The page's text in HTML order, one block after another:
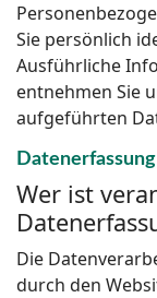
Sie persönlich
Ausführliche
entnehmen Sie
aufgeführten
Wer ist
Die
durch den